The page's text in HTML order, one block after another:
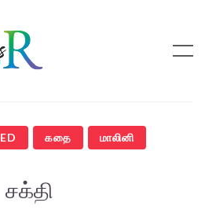
கதை மாலினி
சக்தி